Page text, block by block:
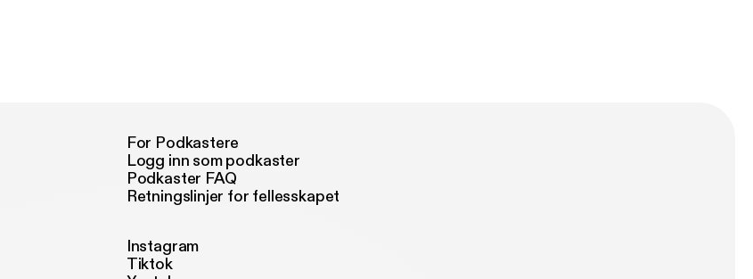
For Podkastere
Logg inn som podkaster
Podkaster FAQ
Retningslinjer for fellesskapet
Instagram
Tiktok